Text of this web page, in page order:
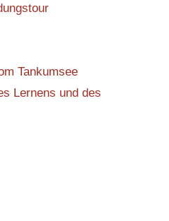
Tankumsee
Lernens und des